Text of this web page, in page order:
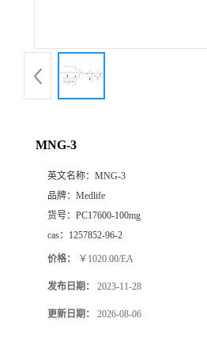
MNG-3
英文名称： MNG-3
品牌： Medlife
货号： PC17600-100mg
cas： 1257852-96-2
价格： ￥1020.00/EA
发布日期： 2023-11-28
更新日期： 2026-08-06